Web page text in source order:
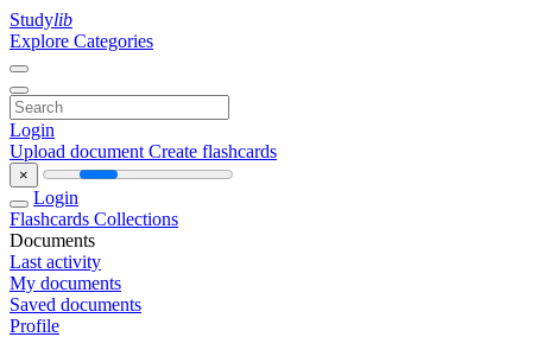
Studylib
Explore Categories
Login
Upload document Create flashcards
×
Login
Flashcards Collections
Documents
Last activity
My documents
Saved documents
Profile